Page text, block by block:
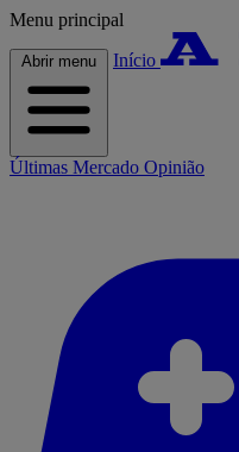
Menu principal
Abrir menu Início
Últimas Mercado Opinião